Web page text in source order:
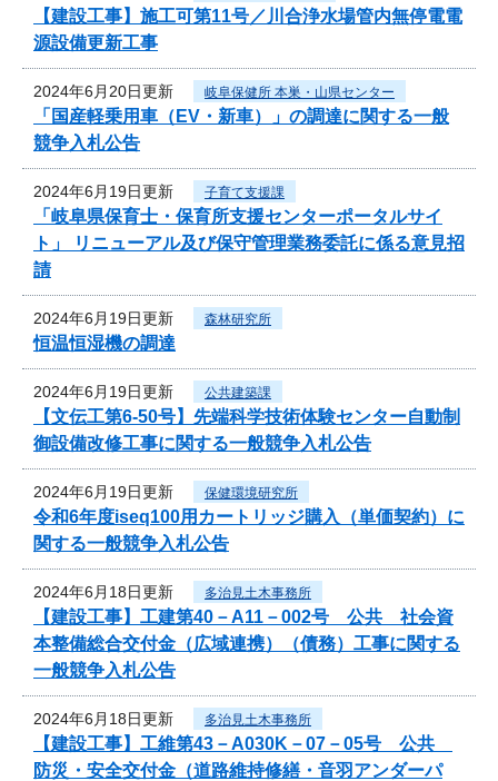
【建設工事】施工可第11号／川合浄水場管内無停電電
源設備更新工事
2024年6月20日更新 岐阜保健所 本巣・山県センター
「国産軽乗用車（EV・新車）」の調達に関する一般
競争入札公告
2024年6月19日更新 子育て支援課
「岐阜県保育士・保育所支援センターポータルサイ
ト」 リニューアル及び保守管理業務委託に係る意見招
請
2024年6月19日更新 森林研究所
恒温恒湿機の調達
2024年6月19日更新 公共建築課
【文伝工第6-50号】先端科学技術体験センター自動制
御設備改修工事に関する一般競争入札公告
2024年6月19日更新 保健環境研究所
令和6年度iseq100用カートリッジ購入（単価契約）に
関する一般競争入札公告
2024年6月18日更新 多治見土木事務所
【建設工事】工建第40－A11－002号 公共 社会資
本整備総合交付金（広域連携）（債務）工事に関する
一般競争入札公告
2024年6月18日更新 多治見土木事務所
【建設工事】工維第43－A030K－07－05号 公共
防災・安全交付金（道路維持修繕・音羽アンダーパ